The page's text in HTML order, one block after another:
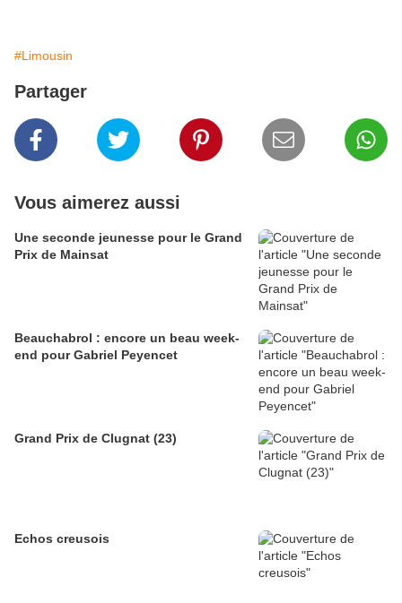
#Limousin
Partager
Vous aimerez aussi
Une seconde jeunesse pour le Grand
Prix de Mainsat
Beauchabrol : encore un beau week-
end pour Gabriel Peyencet
Grand Prix de Clugnat (23)
Echos creusois